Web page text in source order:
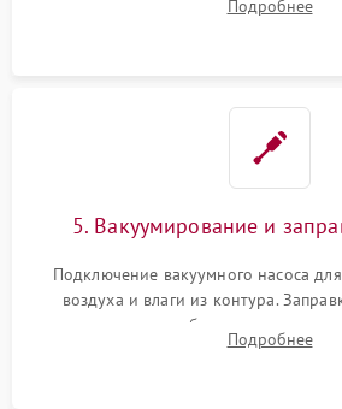
сломанных заслонок илиПодробнее
5. Вакуумирование и
Подключение вакуумного насоса
воздуха и влаги из контура.
дозированным объемом хладагента
электронным весам. КонтрольПодробнее